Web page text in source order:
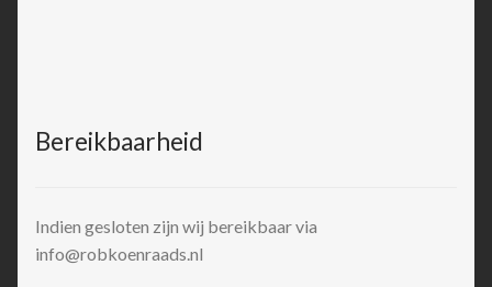
Bereikbaarheid
Indien gesloten zijn wij bereikbaar via
info@robkoenraads.nl